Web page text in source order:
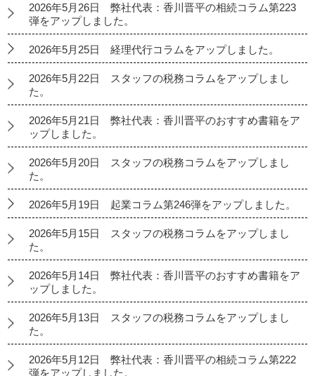
2026年5月26日 弊社代表：香川晋平の相続コラム第223
弾をアップしました。
2026年5月25日 経理代行コラムをアップしました。
2026年5月22日 スタッフの税務コラムをアップしまし
た。
2026年5月21日 弊社代表：香川晋平のおすすめ書籍をア
ップしました。
2026年5月20日 スタッフの税務コラムをアップしまし
た。
2026年5月19日 起業コラム第246弾をアップしました。
2026年5月15日 スタッフの税務コラムをアップしまし
た。
2026年5月14日 弊社代表：香川晋平のおすすめ書籍をア
ップしました。
2026年5月13日 スタッフの税務コラムをアップしまし
た。
2026年5月12日 弊社代表：香川晋平の相続コラム第222
弾をアップしました。